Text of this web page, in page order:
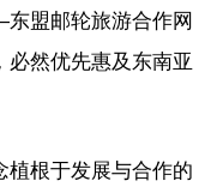
盟邮轮旅游合作网
然优先惠及东南亚
植根于发展与合作的